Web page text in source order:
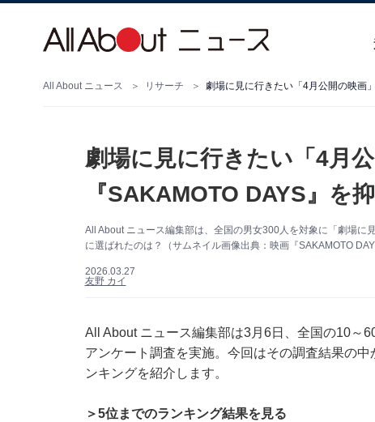
All About ニュース リサーチ 劇場に見に行きたい「4月公開の映画
劇場に見に行きたい「4月
『SAKAMOTO DAYS』を
All About ニュース編集部は、全国の男女300人を対象に「劇場に
に選ばれたのは？（サムネイル画像出典：映画『SAKAMOTO
2026.03.27
友野 カイ
All About ニュース編集部は3月6日、全国の10～
アンケート調査を実施。今回はその調査結果の
ンキングを紹介します。
＞5位までのランキング結果を見る